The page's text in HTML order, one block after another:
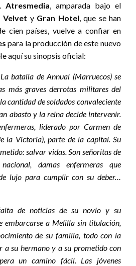
Atresmedia, amparada bajo el
Velvet y Gran Hotel, que se han
cien países, vuelve a confiar en
para la producción de este nuevo
aquí su sinopsis oficial:
batalla de Annual (Marruecos) se
más graves derrotas militares del
cantidad de soldados convaleciente
abasto y la reina decide intervenir.
liderado por Carmen de
la Victoria), parte de la capital. Su
salvar vidas. Son señoritas de
damas enfermeras que
lujo para cumplir con su deber…
de noticias de su novio y su
embarcarse a Melilla sin titulación,
de su familia, todo con la
a su hermano y a su prometido con
un camino fácil. Las jóvenes